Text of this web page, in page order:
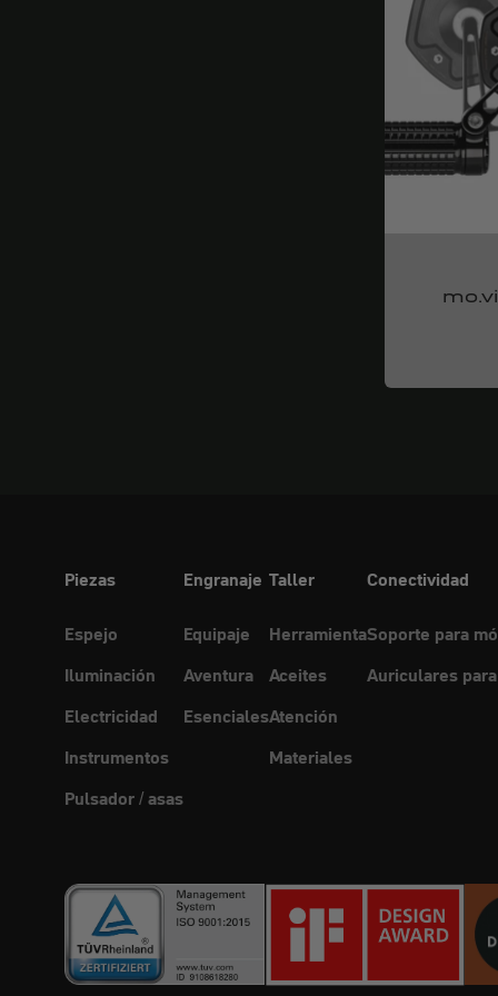
Piezas
Espejo
Iluminación
Electricidad
Instrumentos
Pulsador / asas
Engranaje
Equipaje
Aventura
Esenciales
Taller
Herramienta
Aceites
Atención
Materiales
Conectividad
Soporte para
Auriculares